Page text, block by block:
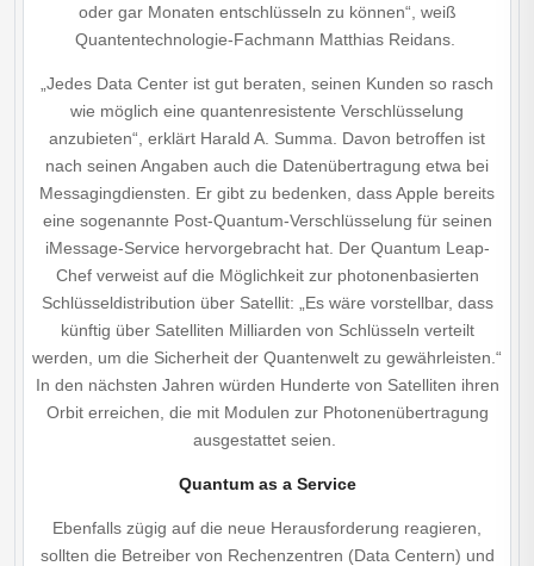
oder gar Monaten entschlüsseln zu können“, weiß
Quantentechnologie-Fachmann Matthias Reidans.
„Jedes Data Center ist gut beraten, seinen Kunden so rasch
wie möglich eine quantenresistente Verschlüsselung
anzubieten“, erklärt Harald A. Summa. Davon betroffen ist
nach seinen Angaben auch die Datenübertragung etwa bei
Messagingdiensten. Er gibt zu bedenken, dass Apple bereits
eine sogenannte Post-Quantum-Verschlüsselung für seinen
iMessage-Service hervorgebracht hat. Der Quantum Leap-
Chef verweist auf die Möglichkeit zur photonenbasierten
Schlüsseldistribution über Satellit: „Es wäre vorstellbar, dass
künftig über Satelliten Milliarden von Schlüsseln verteilt
werden, um die Sicherheit der Quantenwelt zu gewährleisten.“
In den nächsten Jahren würden Hunderte von Satelliten ihren
Orbit erreichen, die mit Modulen zur Photonen­übertragung
ausgestattet seien.
Quantum as a Service
Ebenfalls zügig auf die neue Herausforderung reagieren,
sollten die Betreiber von Rechenzentren (Data Centern) und